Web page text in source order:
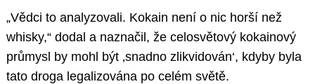
„Vědci to analyzovali. Kokain není o nic horší než
whisky,“ dodal a naznačil, že celosvětový kokainový
průmysl by mohl být ‚snadno zlikvidován‘, kdyby byla
tato droga legalizována po celém světě.